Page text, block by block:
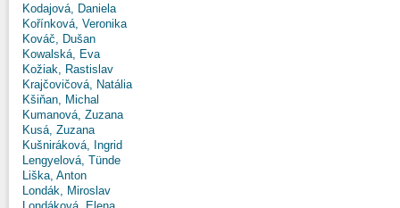
Kodajová, Daniela
Kořínková, Veronika
Kováč, Dušan
Kowalská, Eva
Kožiak, Rastislav
Krajčovičová, Natália
Kšiňan, Michal
Kumanová, Zuzana
Kusá, Zuzana
Kušniráková, Ingrid
Lengyelová, Tünde
Liška, Anton
Londák, Miroslav